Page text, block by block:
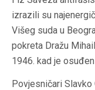
izrazili su
Višeg suda u
pokreta Dražu
1946. kad je
Povjesničari